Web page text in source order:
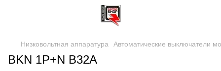
Низковольтная аппаратура Автоматические выключатели
BKN 1P+N B32A